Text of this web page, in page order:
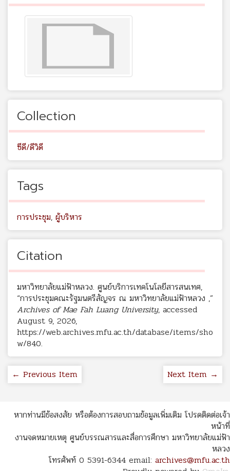
Collection
ซีดี/ดีวิดี
Tags
การประชุม, ผู้บริหาร
Citation
มหาวิทยาลัยแม่ฟ้าหลวง. ศูนย์บริการเทคโนโลยีสารสนเทศ,
“การประชุมคณะรัฐมนตรีสัญจร ณ มหาวิทยาลัยแม่ฟ้าหลวง ,”
Archives of Mae Fah Luang University, accessed
August 9, 2026,
https://web.archives.mfu.ac.th/database/items/sho
w/840.
← Previous Item Next Item →
หากท่านมีข้อสงสัย หรือต้องการสอบถามข้อมูลเพิ่มเติม โปรดติดต่อเจ้า
หน้าที่
งานจดหมายเหตุ ศูนย์บรรณสารและสื่อการศึกษา มหาวิทยาลัยแม่ฟ้า
หลวง
โทรศัพท์ 0 5391-6344 email: archives@mfu.ac.th